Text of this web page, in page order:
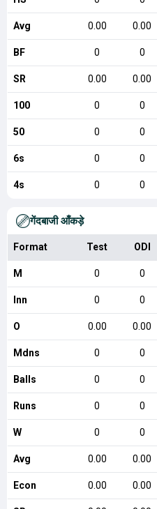
Avg 0.00 0.00
BF 0 0
SR 0.00 0.00
100 0 0
50 0 0
6s 0 0
4s 0 0
गेंदबाजी आँकड़े
Format Test ODI
M 0 0
Inn 0 0
O 0.00 0.00
Mdns 0 0
Balls 0 0
Runs 0 0
W 0 0
Avg 0.00 0.00
Econ 0.00 0.00